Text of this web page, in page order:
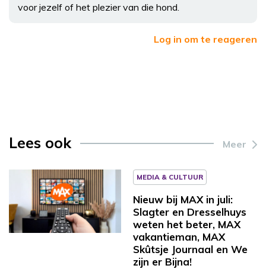
voor jezelf of het plezier van die hond.
Log in om te reageren
Lees ook Meer
MEDIA & CULTUUR
Nieuw bij MAX in juli:
Slagter en Dresselhuys
weten het beter, MAX
vakantieman, MAX
Skûtsje Journaal en We
zijn er Bijna!